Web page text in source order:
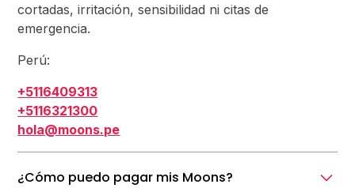
cortadas, irritación, sensibilidad ni citas de
emergencia.
Perú:
+5116409313
+5116321300
hola@moons.pe
¿Cómo puedo pagar mis Moons?